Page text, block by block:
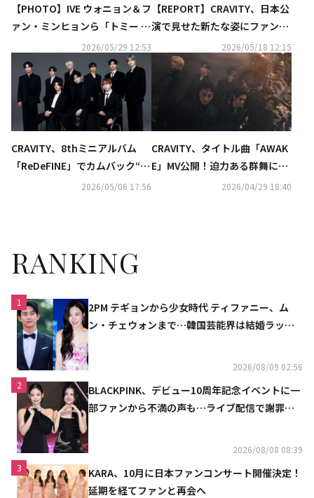
【PHOTO】IVE ウォニョン＆フ
ァン・ミンヒョンら「トミー ヒ
ルフィガー」のイベントに出席
2026/05/29 12:53
【REPORT】CRAVITY、日本公
演で見せた新たな姿にファン熱
狂！「僕たちの時間を覚えてい
2026/05/18 12:15
CRAVITY、8thミニアルバム
「ReDeFINE」でカムバック“リ
ブランディング後に確かな違い
2026/05/06 17:56
CRAVITY、タイトル曲「AWAK
E」MV公開！迫力ある群舞に注
2026/04/29 18:40
RANKING
1
2PM テギョンから少女時代 ティファニー、ム
ン・チェウォンまで…韓国芸能界は結婚ラッシ
2026/08/09 02:56
2
BLACKPINK、デビュー10周年記念イベントに一
部ファンから不満の声も…ライブ配信で謝罪
2026/08/08 08:39
3
KARA、10月に日本ファンコンサート開催決定！
延期を経てファンと再会へ